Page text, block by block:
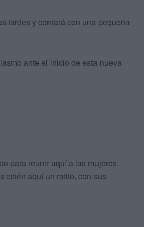
tardes y contará con una pequeña
ante el inicio de esta nueva
para reunir aquí a las mujeres.
estén aquí un ratito, con sus